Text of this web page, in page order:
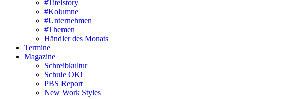
#Titelstory
#Kolumne
#Unternehmen
#Themen
Händler des Monats
Termine
Magazine
Schreibkultur
Schule OK!
PBS Report
New Work Styles